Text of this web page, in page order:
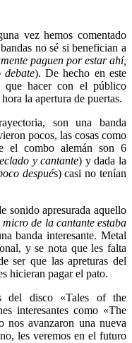
vez hemos comentado
no sé si benefician a
paguen por estar ahí,
). De hecho en este
que hacer con el público
la apertura de puertas.
son una banda
pocos, las cosas como
el combo alemán son 6
y cantante) y dada la
después) casi no tenían
sonido apresurada aquello
de la cantante estaba
banda interesante. Metal
y se nota que les falta
ser que las apreturas del
hicieran pagar el pato.
del disco «Tales of the
interesantes como «The
nos avanzaron una nueva
les veremos en el futuro